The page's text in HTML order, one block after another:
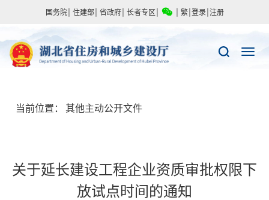
国务院 住建部 省政府 长者专区 繁 登录 注册
当前位置： 其他主动公开文件
关于延长建设工程企业资质审批权限下
放试点时间的通知